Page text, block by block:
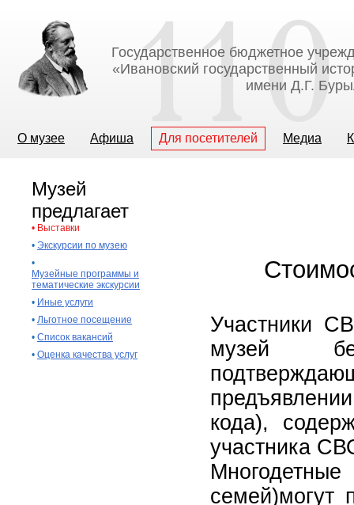
Государственное бюджетное
«Ивановский государственный
имени Д.Г.
О музее Афиша Для посетителей Медиа
Музей
предлагает
• Выставки
• Экскурсии по музею
•
Музейные программы и
тематические экскурсии
• Иные услуги
• Льготное посещение
• Список вакансий
• Оценка качества услуг
Участники
музей
кода),
участника
семей)могут